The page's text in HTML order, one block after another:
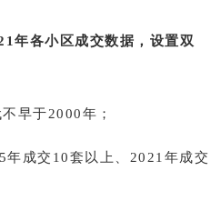
年各小区成交数据，设置双
早于2000年；
成交10套以上、2021年成交